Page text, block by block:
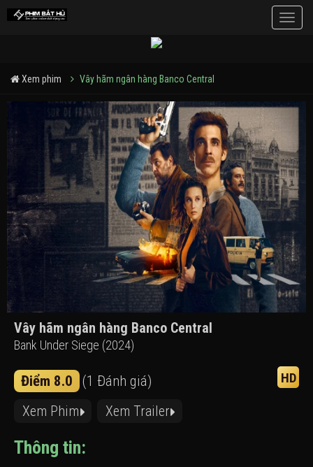
Toggle
Xem phim Vây hãm ngân hàng Banco Central
Vây hãm ngân hàng Banco Central
Bank Under Siege (2024)
Điểm 8.0 (1 Đánh giá) HD
Xem Phim Xem Trailer
Thông tin: